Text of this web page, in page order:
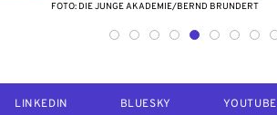
FOTO: DIE JUNGE AKADEMIE/BERND BRUNDERT
LINKEDIN BLUESKY YOUTUBE